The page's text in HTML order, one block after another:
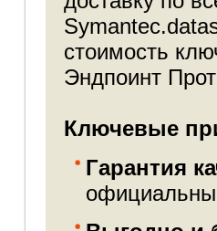
стоимость
Эндпоинт
Ключевые
Гарантия